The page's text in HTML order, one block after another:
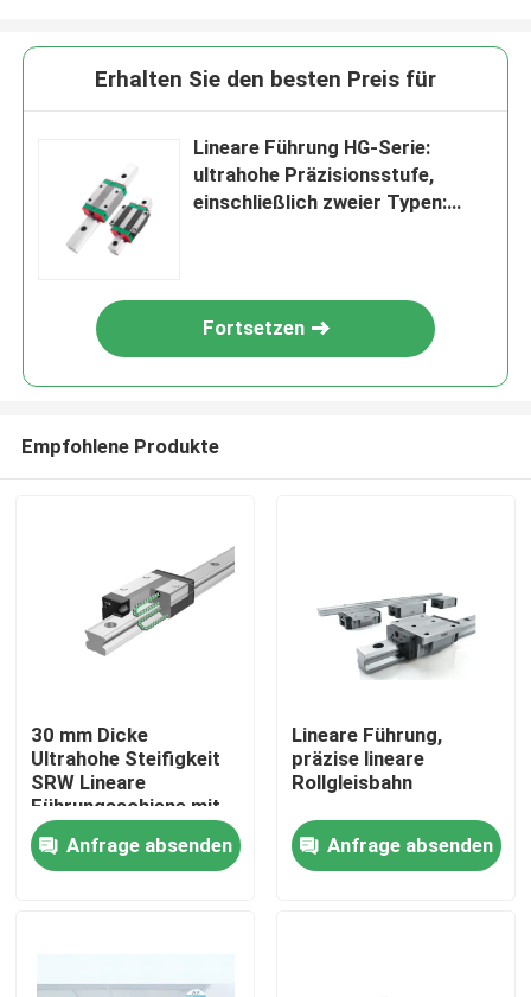
Erhalten Sie den besten Preis für
Lineare Führung HG-Serie:
ultrahohe Präzisionsstufe,
einschließlich zweier Typen:
Fortsetzen
Empfohlene Produkte
30 mm Dicke
Ultrahohe Steifigkeit
SRW Lineare
Führungsschiene mit
starker Ladekapazität
und biseriellen
Rollkolonnen
Anfrage absenden
Lineare Führung,
präzise lineare
Rollgleisbahn
Anfrage absenden